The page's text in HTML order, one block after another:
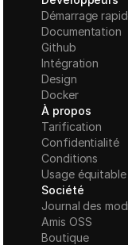
Démarrage
Documentation
Github
Intégration
Design
Docker
À propos
Tarification
Confidentialité
Conditions
Usage équitable
Société
Journal des
Amis OSS
Boutique